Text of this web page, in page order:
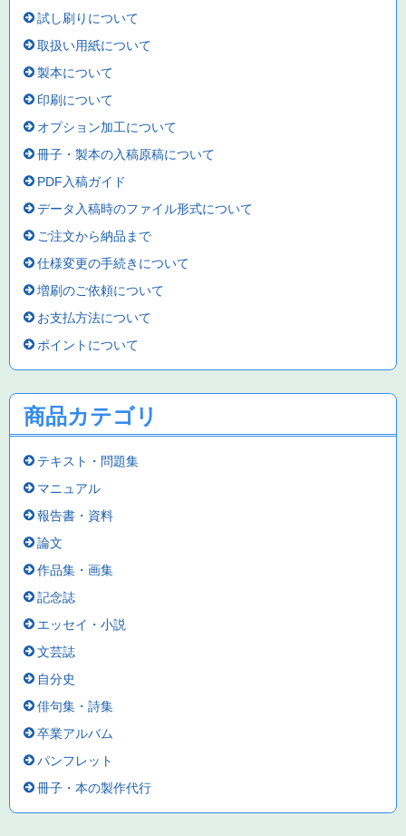
試し刷りについて
取扱い用紙について
製本について
印刷について
オプション加工について
冊子・製本の入稿原稿について
PDF入稿ガイド
データ入稿時のファイル形式について
ご注文から納品まで
仕様変更の手続きについて
増刷のご依頼について
お支払方法について
ポイントについて
商品カテゴリ
テキスト・問題集
マニュアル
報告書・資料
論文
作品集・画集
記念誌
エッセイ・小説
文芸誌
自分史
俳句集・詩集
卒業アルバム
パンフレット
冊子・本の製作代行